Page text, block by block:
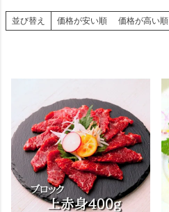
並び替え 価格が安い順 価格が高い順